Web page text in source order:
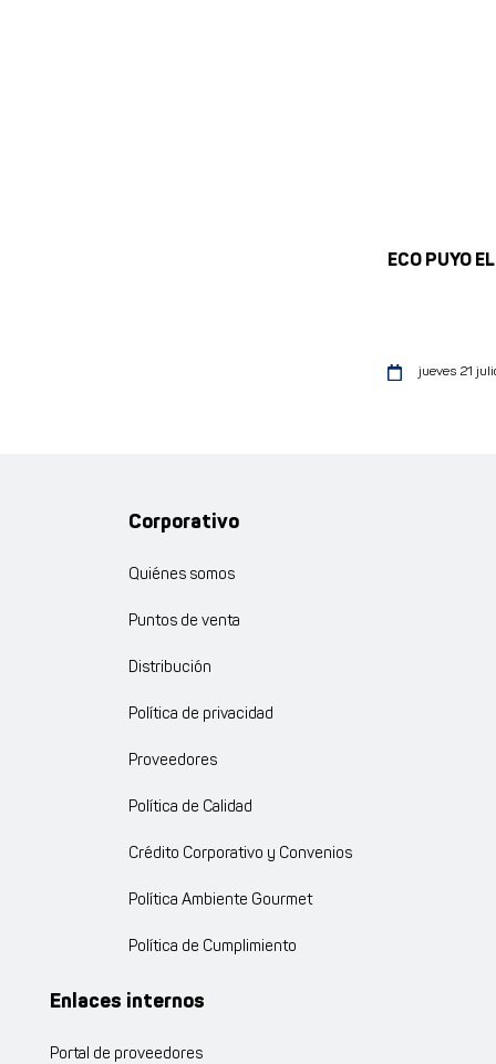
ECO PUYO
jueves 21
Corporativo
Quiénes somos
Puntos de venta
Distribución
Política de privacidad
Proveedores
Política de Calidad
Crédito Corporativo y Convenios
Política Ambiente Gourmet
Política de Cumplimiento
Enlaces internos
Portal de proveedores